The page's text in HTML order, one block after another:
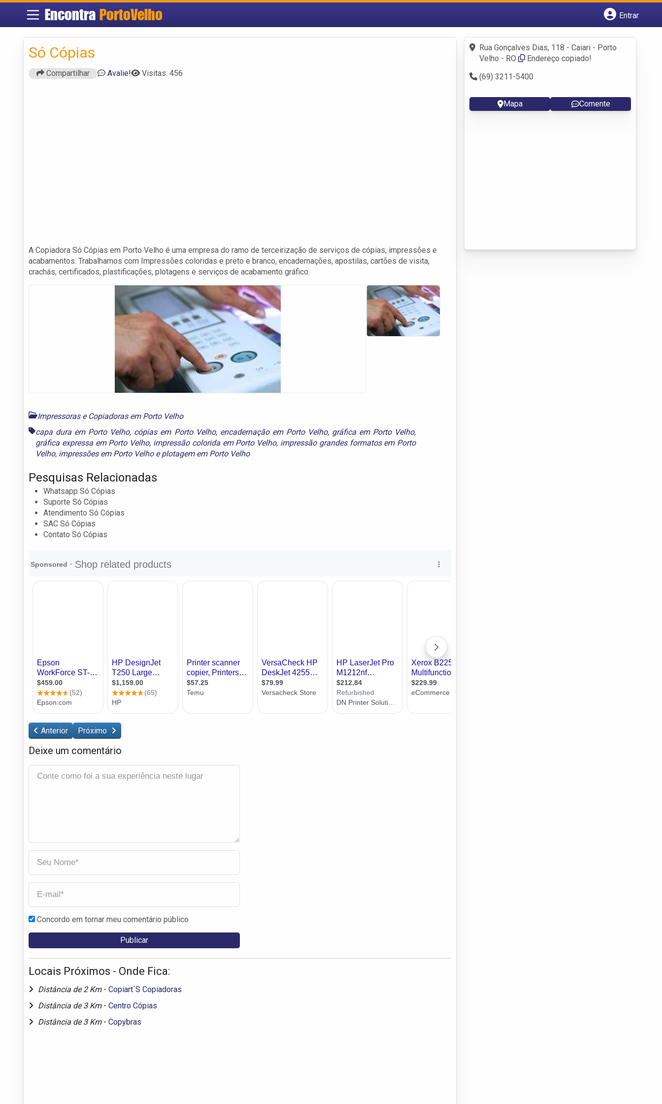
Encontra PortoVelho
Entrar
Fazer login
Criar conta
Só Cópias
Compartilhar Avalie! Visitas: 456
A Copiadora Só Cópias em Porto Velho é uma empresa do ramo de terceirização de serviços de cópias, impressões e
acabamentos. Trabalhamos com Impressões coloridas e preto e branco, encadernações, apostilas, cartões de visita,
crachás, certificados, plastificações, plotagens e serviços de acabamento gráfico.
Impressoras e Copiadoras em Porto Velho
capa dura em Porto Velho, cópias em Porto Velho, encadernação em Porto Velho, gráfica em Porto Velho,
gráfica expressa em Porto Velho, impressão colorida em Porto Velho, impressão grandes formatos em Porto
Velho, impressões em Porto Velhoeplotagem em Porto Velho
Pesquisas Relacionadas
Whatsapp Só Cópias
Suporte Só Cópias
Atendimento Só Cópias
SAC Só Cópias
Contato Só Cópias
Anterior Próximo
Deixe um comentário
Concordo em tornar meu comentário público
Locais Próximos - Onde Fica:
Distância de 2 Km - Copiart´S Copiadoras
Distância de 3 Km - Centro Cópias
Distância de 3 Km - Copybras
Rua Gonçalves Dias, 118 - Caiari - Porto
Velho - RO
Endereço copiado!
(69) 3211-5400
Mapa Comente